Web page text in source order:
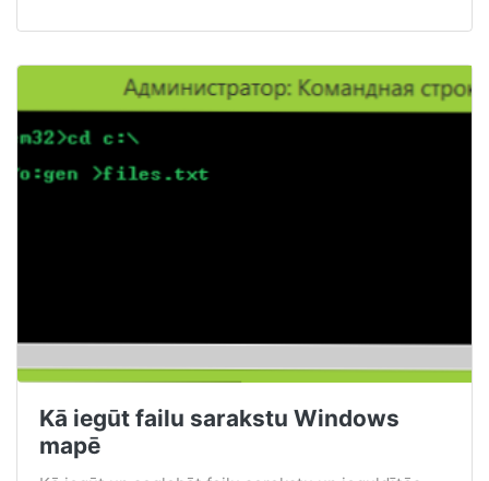
Kā iegūt failu sarakstu Windows
mapē